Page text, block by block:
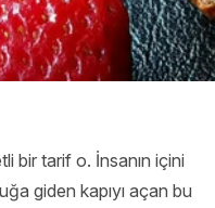
bir tarif o. İnsanın içini
giden kapıyı açan bu